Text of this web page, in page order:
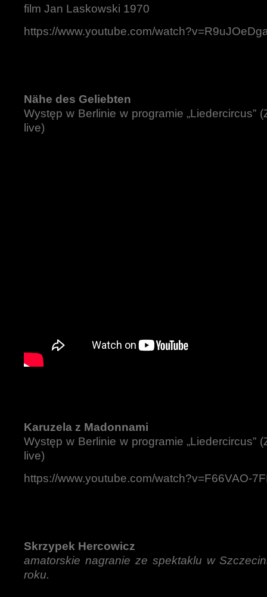
film Jan Laskowski 1970
https://www.youtube.com/
Nähe des Geliebten
Występ w Berlinie w programie „Liedercircus”
live)
Karuzela z Madonnami
Występ w Berlinie w programie „Liedercircus”
live)
https://www.youtube.com/watch?v=F66VAO-
Skrzypek Hercowicz
amatorskie nagranie ze spektaklu w
roku.